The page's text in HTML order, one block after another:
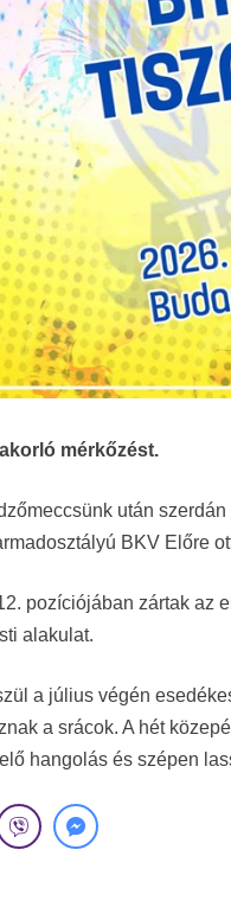
mérkőzést.
után
BKV Előre
pozíciójában zártak az
alakulat.
a július végén
a srácok. A hét
hangolás és szépen